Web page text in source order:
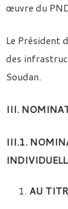
œuvre du
Le Président
des
Soudan.
III.
III.1.
AU